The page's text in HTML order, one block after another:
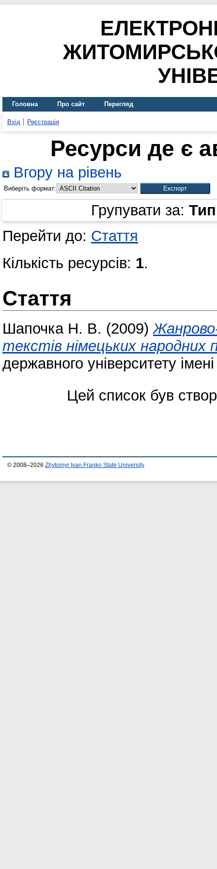
Головна Про сайт Перегляд
Вхід Реєстрація
Ресурси де є
Вгору на рівень
Виберіть формат:
Групувати за:
Перейти до: Стаття
Кількість ресурсів: 1.
Стаття
Шапочка Н. В. (2009)
текстів німецьких народних
державного університету
Цей список був
© 2008–2026 Zhytomyr Ivan Franko State University